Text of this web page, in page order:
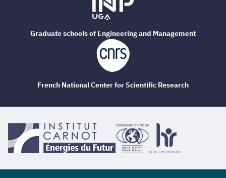
Graduate schools of Engineering and Management
French National Center for Scientific Research